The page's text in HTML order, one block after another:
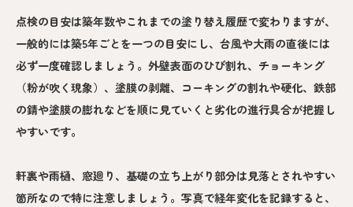
点検の目安は築年数やこれまでの塗り替え履歴で変わりますが、
一般的には築5年ごとを一つの目安にし、台風や大雨の直後には
必ず一度確認しましょう。外壁表面のひび割れ、チョーキング
（粉が吹く現象）、塗膜の剥離、コーキングの割れや硬化、鉄部
の錆や塗膜の膨れなどを順に見ていくと劣化の進行具合が把握し
やすいです。
軒裏や雨樋、窓廻り、基礎の立ち上がり部分は見落とされやすい
箇所なので特に注意しましょう。写真で経年変化を記録すると、